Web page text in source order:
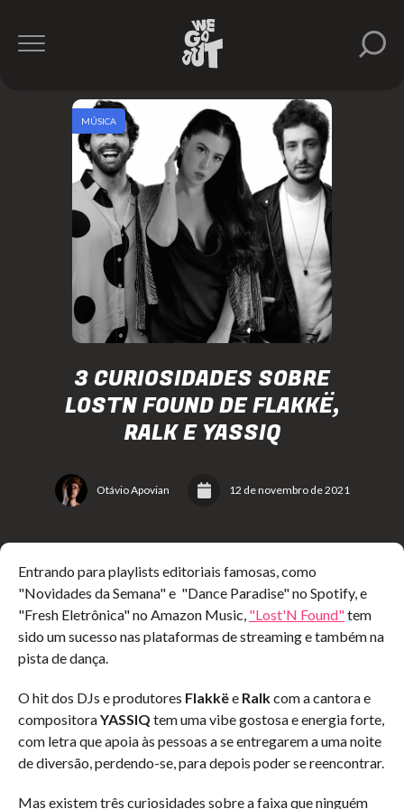
3 CURIOSIDADES SOBRE
LOSTN FOUND DE FLAKKË,
RALK E YASSIQ
Otávio Apovian 12 de novembro de 2021
MÚSICA
Entrando para playlists editoriais famosas, como
"Novidades da Semana" e "Dance Paradise" no Spotify, e
"Fresh Eletrônica" no Amazon Music, "Lost'N Found"tem
sido um sucesso nas plataformas de streaming e também na
pista de dança.
O hit dos DJs e produtores Flakkëe Ralkcom a cantora e
compositoraYASSIQ tem uma vibe gostosa e energia forte,
com letra que apoia às pessoas a se entregarem a uma noite
de diversão, perdendo-se, para depois poder se reencontrar.
Mas existem três curiosidades sobre a faixa que ninguém